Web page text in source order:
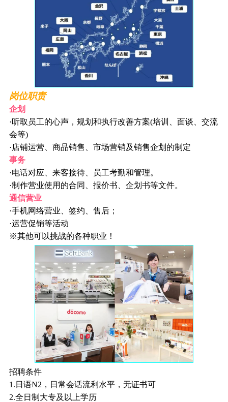
岗位职责
企划
·听取员工的心声，规划和执行改善方案(培训、面谈、交流
会等)
·店铺运营、商品销售、市场营销及销售企划的制定
事务
·电话对应、来客接待、员工考勤和管理。
·制作营业使用的合同、报价书、企划书等文件。
通信营业
·手机网络营业、签约、售后；
·运营促销等活动
※其他可以挑战的各种职业！
招聘条件
1.日语N2，日常会话流利水平，无证书可
2.全日制大专及以上学历